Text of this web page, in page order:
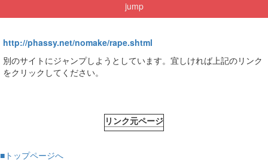
jump
http://phassy.net/nomake/rape.shtml
別のサイトにジャンプしようとしています。宜しければ上記のリンク
をクリックしてください。
リンク元ページ
■トップページへ